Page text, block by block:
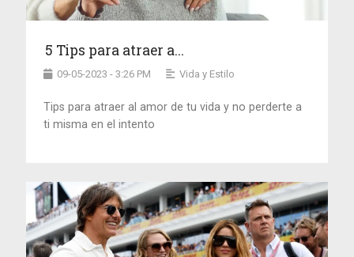
5 Tips para atraer a...
09-05-2023 - 3:26 PM Vida y Estilo
Tips para atraer al amor de tu vida y no perderte a
ti misma en el intento